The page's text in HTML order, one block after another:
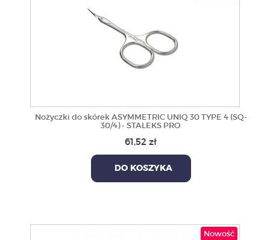
Nożyczki do skórek ASYMMETRIC UNIQ 30 TYPE 4 (SQ-
30/4) - STALEKS PRO
61,52 zł
DO KOSZYKA
Nowość